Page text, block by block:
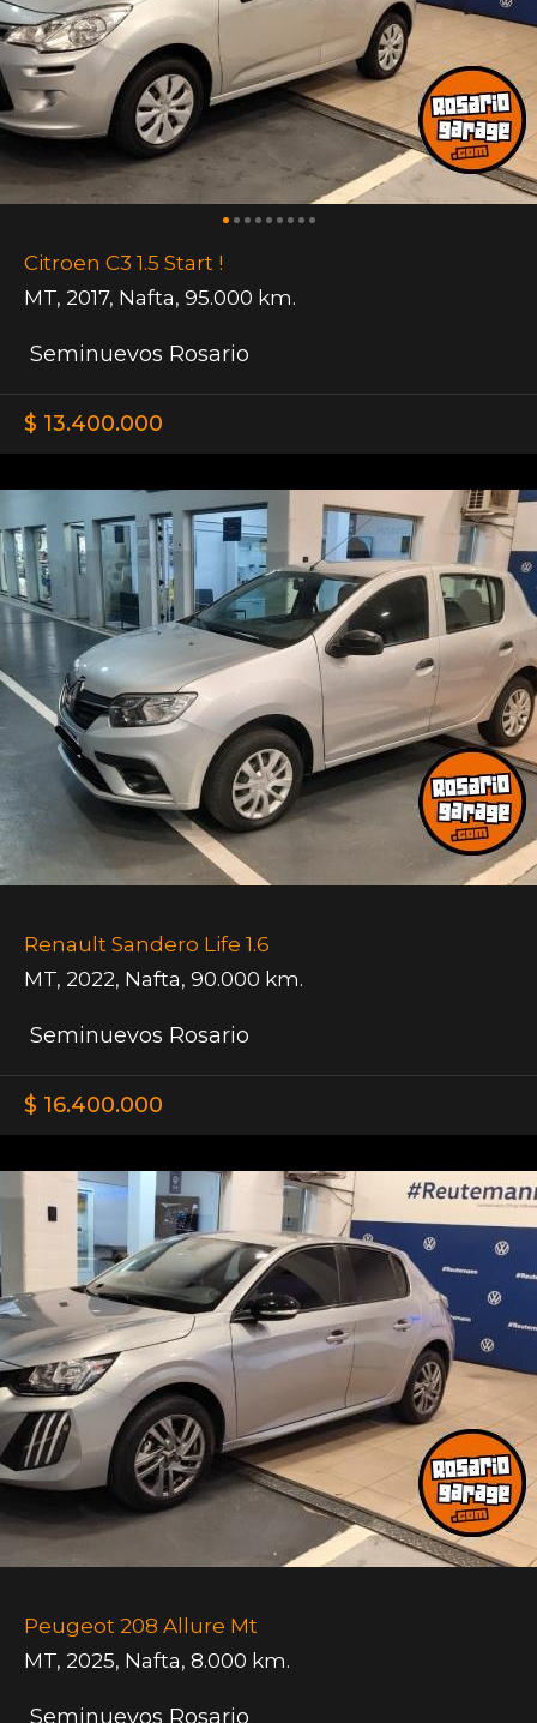
Citroen C3 1.5 Start !
MT, 2017, Nafta, 95.000 km.
Seminuevos Rosario
$ 13.400.000
Renault Sandero Life 1.6
MT, 2022, Nafta, 90.000 km.
Seminuevos Rosario
$ 16.400.000
Peugeot 208 Allure Mt
MT, 2025, Nafta, 8.000 km.
Seminuevos Rosario